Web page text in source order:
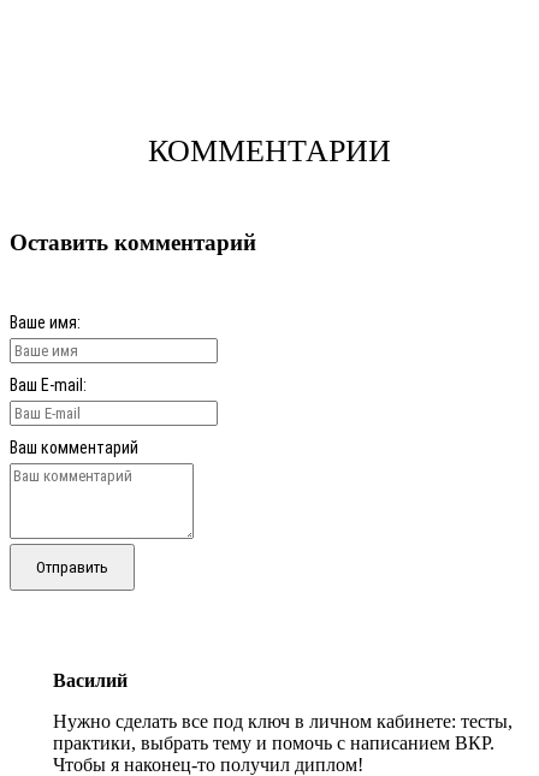
КОММЕНТАРИИ
Оставить комментарий
Ваше имя:
Ваш E-mail:
Ваш комментарий
Отправить
Василий
Нужно сделать все под ключ в личном кабинете: тесты,
практики, выбрать тему и помочь с написанием ВКР.
Чтобы я наконец-то получил диплом!